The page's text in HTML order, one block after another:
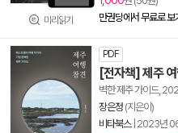
미리읽기
만권당에서 무료로 보
PDF
[전자책] 제주
벽한 제주 가이드,
장은정 (지은이)
비타북스| 2023년